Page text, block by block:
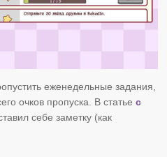
еженедельные задания,
очков пропуска. В статьес
себе заметку (как